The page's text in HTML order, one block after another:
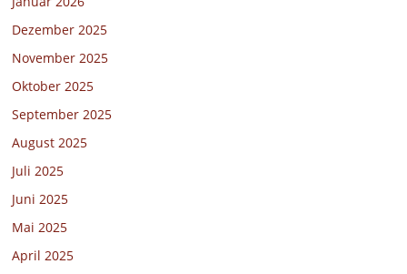
Dezember 2025
November 2025
Oktober 2025
September 2025
August 2025
Juli 2025
Juni 2025
Mai 2025
April 2025